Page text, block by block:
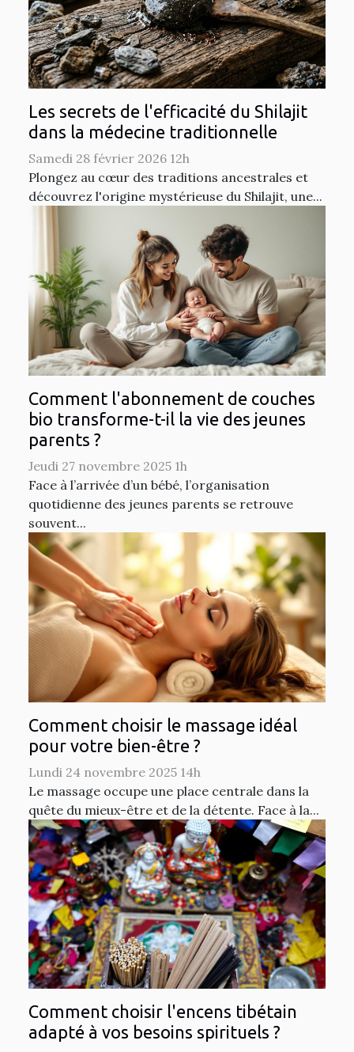
Les secrets de l'efficacité du Shilajit
dans la médecine traditionnelle
Samedi 28 février 2026 12h
Plongez au cœur des traditions ancestrales et
découvrez l'origine mystérieuse du Shilajit, une...
Comment l'abonnement de couches
bio transforme-t-il la vie des jeunes
parents ?
Jeudi 27 novembre 2025 1h
Face à l’arrivée d’un bébé, l’organisation
quotidienne des jeunes parents se retrouve
souvent...
Comment choisir le massage idéal
pour votre bien-être ?
Lundi 24 novembre 2025 14h
Le massage occupe une place centrale dans la
quête du mieux-être et de la détente. Face à la...
Comment choisir l'encens tibétain
adapté à vos besoins spirituels ?